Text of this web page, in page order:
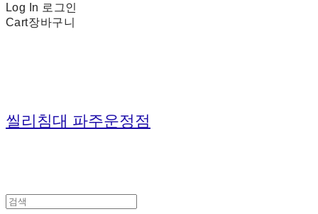
Log In 로그인
Cart장바구니
씰리침대 파주운정점